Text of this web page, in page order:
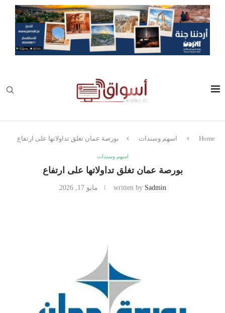
Home اسهم وسندات بورصة عمان تغلق تداولاتها على ارتفاع
اسهم وسندات
بورصة عمان تغلق تداولاتها على ارتفاع
written by Sadmin مايو 17, 2026